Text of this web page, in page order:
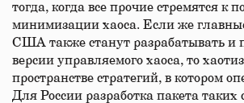
тогда, когда все прочие стремятся к
минимизации хаоса. Если же
США также станут разрабатывать и
версии управляемого хаоса, то
пространстве стратегий, в котором
Для России разработка пакета таких